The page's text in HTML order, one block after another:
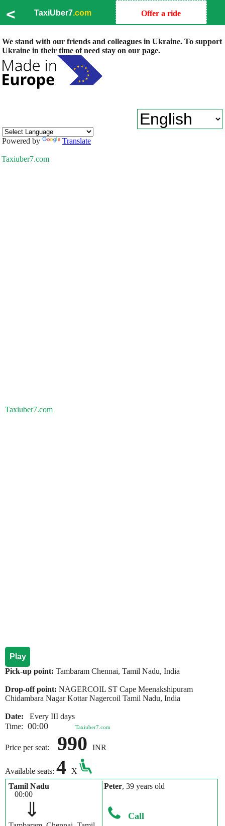
< TaxiUber7.com Offer a ride
We stand with our friends and colleagues in Ukraine. To support
Ukraine in their time of need stay on our page.
Powered by Translate
Taxiuber7.com
Taxiuber7.com
Play
Pick-up point: Tambaram Chennai, Tamil Nadu, India
Drop-off point: NAGERCOIL ST Cape Meenakshipuram
Chidambara Nagar Kottar Nagercoil Tamil Nadu, India
Date:
Every III days
Time: 00:00 Taxiuber7.com
Price per seat: 990 INR
Available seats: 4
X
Tamil Nadu
00:00
⇓
Peter, 39 years old
Call